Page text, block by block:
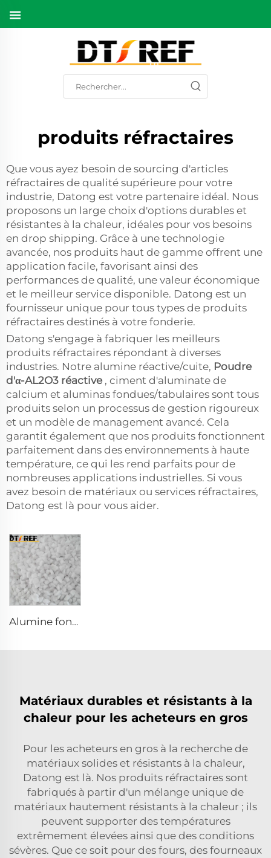
produits réfractaires
Que vous ayez besoin de sourcing d'articles
réfractaires de qualité supérieure pour votre
industrie, Datong est votre partenaire idéal. Nous
proposons un large choix d'options durables et
résistantes à la chaleur, idéales pour vos besoins
en drop shipping. Grâce à une technologie
avancée, nos produits haut de gamme offrent une
application facile, favorisant ainsi des
performances de qualité, une valeur économique
et le meilleur service disponible. Datong est un
fournisseur unique pour tous types de produits
réfractaires destinés à votre fonderie.
Datong s'engage à fabriquer les meilleurs
produits réfractaires répondant à diverses
industries. Notre alumine réactive/cuite, Poudre
d'α-AL2O3 réactive , ciment d'aluminate de
calcium et aluminas fondues/tabulaires sont tous
produits selon un processus de gestion rigoureux
et un modèle de management avancé. Cela
garantit également que nos produits fonctionnent
parfaitement dans des environnements à haute
température, ce qui les rend parfaits pour de
nombreuses applications industrielles. Si vous
avez besoin de matériaux ou services réfractaires,
Datong est là pour vous aider.
Alumine fondue blanche
Matériaux durables et résistants à la
chaleur pour les acheteurs en gros
Pour les acheteurs en gros à la recherche de
matériaux solides et résistants à la chaleur,
Datong est là. Nos produits réfractaires sont
fabriqués à partir d'un mélange unique de
matériaux hautement résistants à la chaleur ; ils
peuvent supporter des températures
extrêmement élevées ainsi que des conditions
sévères. Que ce soit pour des fours, des fourneaux